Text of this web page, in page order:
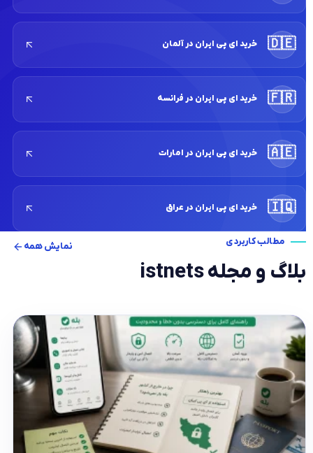
🇩🇪 خرید ای پی ایران در آلمان
🇫🇷 خرید ای پی ایران در فرانسه
🇦🇪 خرید ای پی ایران در امارات
🇮🇶 خرید ای پی ایران در عراق
مطالب کاربردی
بلاگ و مجله istnets
نمایش همه